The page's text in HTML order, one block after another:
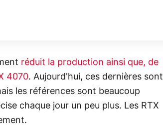
réduit la production ainsi que, de
4070. Aujourd'hui, ces dernières sont
les références sont beaucoup
chaque jour un peu plus. Les RTX